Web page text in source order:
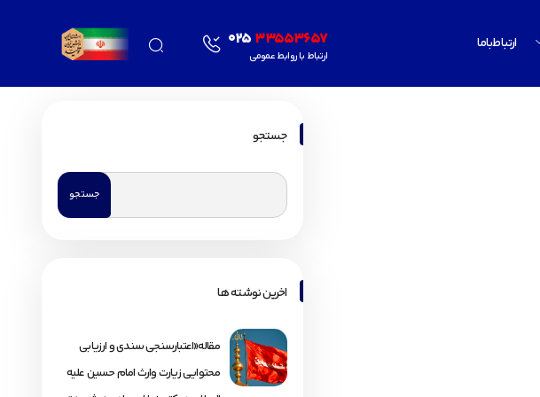
ارتباط‌باما 02533553657
ارتباط با روابط عمومی
جستجو
اخرین نوشته ها
مقاله«اعتبارسنجی سندی و ارزیابی
محتوایی زیارت وارث امام حسین علیه